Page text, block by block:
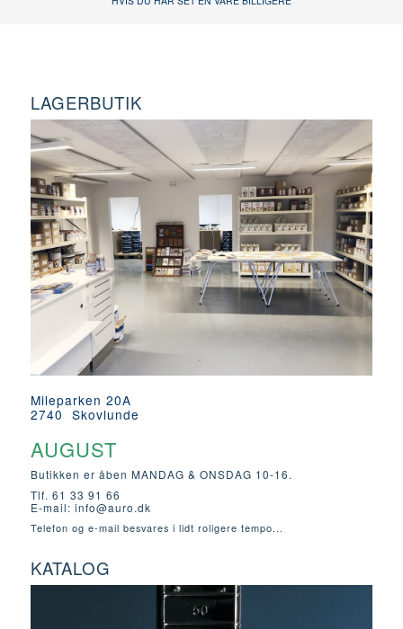
LAGERBUTIK
Mileparken 20A
2740 Skovlunde
AUGUST
Butikken er åben MANDAG & ONSDAG 10-16.
Tlf. 61 33 91 66
E-mail: info@auro.dk
Telefon og e-mail besvares i lidt roligere tempo...
KATALOG